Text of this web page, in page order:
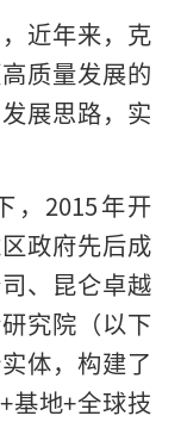
近年来，克
质量发展的
展思路，实
，2015年开
政府先后成
、昆仑卓越
究院（以下
体，构建了
基地+全球技